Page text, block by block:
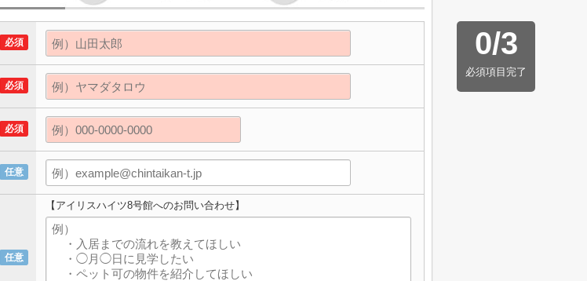
0/3
必須項目完了
必須
必須
必須
任意
任意
【アイリスハイツ8号館へのお問い合わせ】